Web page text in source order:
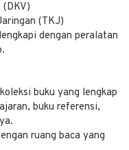
(TKJ)
dengan peralatan
buku yang lengkap
buku referensi,
ruang baca yang